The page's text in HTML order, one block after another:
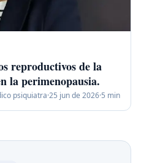
reproductivos de la
la perimenopausia.
psiquiatra·25 jun de 2026·5 min